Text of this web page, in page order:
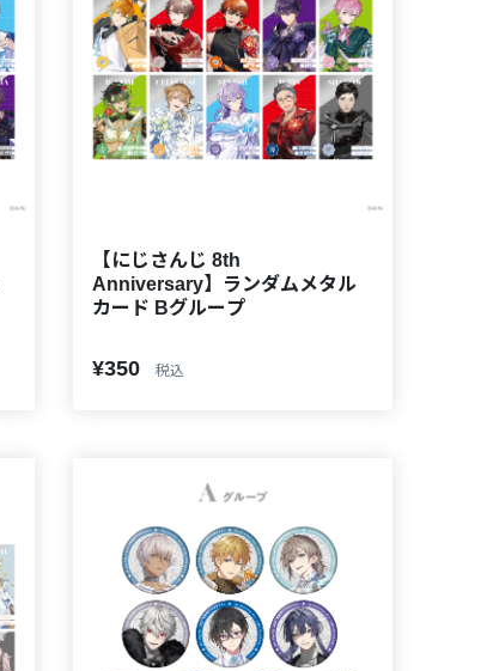
【にじさんじ 8th
Anniversary】ランダムメタル
カード Bグループ
¥350 税込